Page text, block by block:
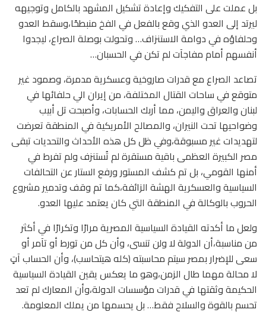
بل عملت على التفكيك وإعادة تشكيل المشهد بالكامل وتوجيهه
ليرتد إلى العدو الذي وقع بالفعل في الفخ منبطحًا،وسقط العدو
وحلفاؤه في دوامة الاستنزاف… وتحولت بوصلة الصراع، ليجدوا
أنفسهم أمام مفاجآت لم تكن في الحسبان…
تصاعد الصراع مع قدرات صاروخية وعسكرية مدمرة، وصمود غير
متوقع في ساحات القتال المختلفة، من إيران الي حلفائها في
لبنان والعراق واليمن، مما أربك الحسابات، وأصبحت تل أبيب
وضواحيها تحت النيران، والمصالح الأمريكية في المنطقة تعرضت
لتهديدات غير مسبوقة،وفي ظل كل هذه الأحداث والتحديات تبقى
مصر الكبيرة العظمى باقية مستقرة لم تُستنزف ولم تفرط في
أمنها القومي، بل تم كشف المستور ورفع الستار عن التحالفات
السياسية والعسكرية الهشة الزائفة،كما تم وقف وتدمير مشروع
الحروب بالوكالة في المنطقة التي كان يعتمد عليها العدو.
ولعل ما أكدته القيادة السياسية المصرية مرارًا وتكرارًا في أكثر
من مناسبة،أن الدولة لا ولن تنسى، وأن كل من تورط أو تآمر أو
سعى للإضرار بمصر سيتم محاسبته (كله هيتحاسب)، وأن الحساب آتٍ
لا محالة مهما طال الزمن،وهو ما يعكس يقين القيادة السياسية
الحكيمة وثقتها في قدرات مؤسسات الدولة،وأن المعارك لم تعد
تحسم بالقوة والسلاح فقط… بل يحسمها من يملك المعلومة.